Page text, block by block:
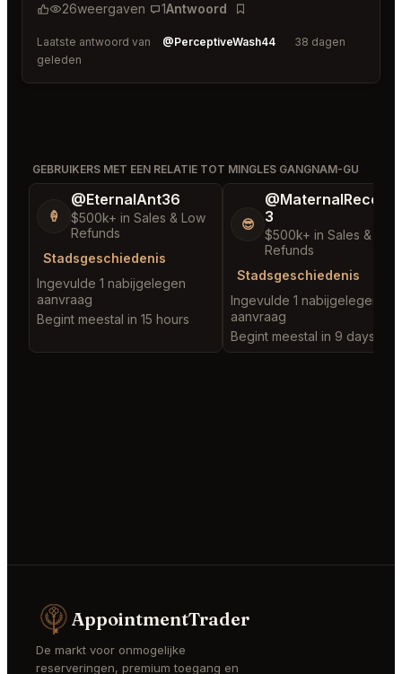
26weergaven 1Antwoord
Bladwijzer
Laatste antwoord van @PerceptiveWash44
38 dagen
geleden
GEBRUIKERS MET EEN RELATIE TOT MINGLES GANGNAM-GU
🍦
@EternalAnt36
$500k+ in Sales & Low
Refunds
Stadsgeschiedenis
Ingevulde 1 nabijgelegen
aanvraag
Begint meestal in 15 hours
😎
3
$500k+ in Sales & Low
Refunds
Stadsgeschiedenis
Ingevulde 1 nabijgelegen
aanvraag
Begint meestal in 9 days
AppointmentTrader
De markt voor onmogelijke
reserveringen, premium toegang en